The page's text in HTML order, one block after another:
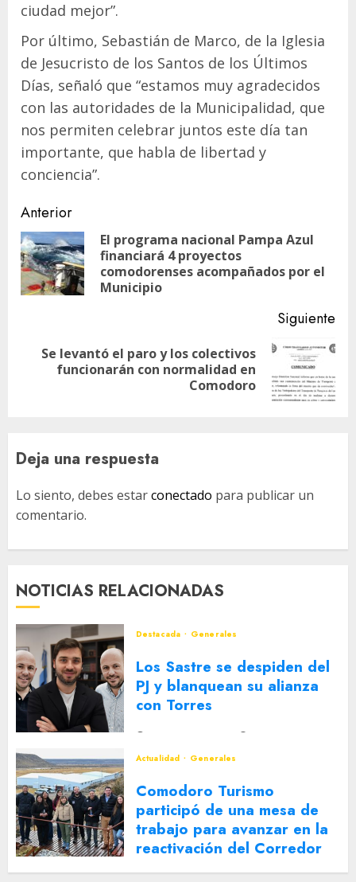
ciudad mejor”.
Por último, Sebastián de Marco, de la Iglesia
de Jesucristo de los Santos de los Últimos
Días, señaló que “estamos muy agradecidos
con las autoridades de la Municipalidad, que
nos permiten celebrar juntos este día tan
importante, que habla de libertad y
conciencia”.
Navegación
de
entradas
Anterior
El programa nacional Pampa Azul
financiará 4 proyectos
comodorenses acompañados por el
Municipio
Siguiente
Siguiente
Se levantó el paro y los colectivos
funcionarán con normalidad en
Comodoro
Deja una respuesta
Lo siento, debes estarconectado para publicar un
comentario.
NOTICIAS RELACIONADAS
Destacada Generales
Los Sastre se despiden del
PJ y blanquean su alianza
con Torres
Actualidad
Generales
Comodoro Turismo
participó de una mesa de
trabajo para avanzar en la
reactivación del Corredor
Turístico Integrado